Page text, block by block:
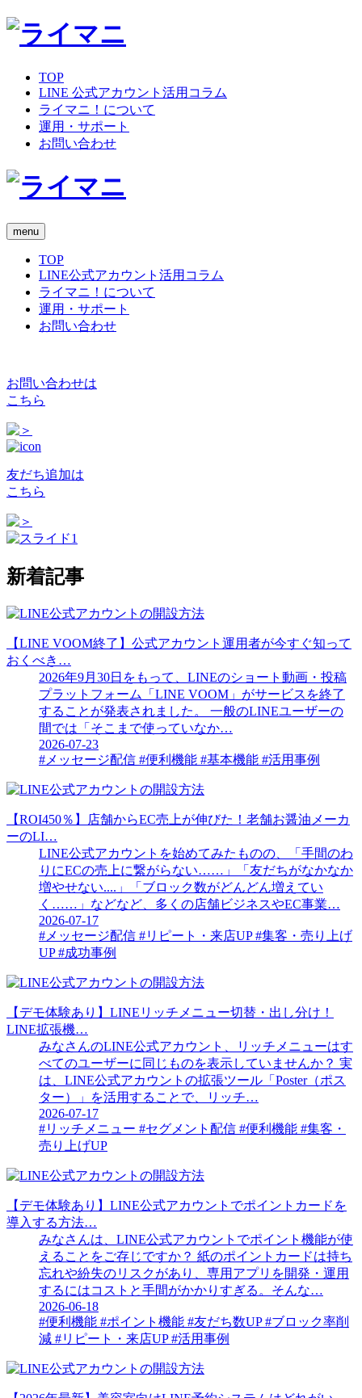
TOP
LINE 公式アカウント活用コラム
ライマニ！について
運用・サポート
お問い合わせ
menu
TOP
LINE公式アカウント活用コラム
ライマニ！について
運用・サポート
お問い合わせ
お問い合わせは
こちら
友だち追加は
こちら
新着記事
【LINE VOOM終了】公式アカウント運用者が今すぐ知って
おくべき…
2026年9月30日をもって、LINEのショート動画・投稿
プラットフォーム「LINE VOOM」がサービスを終了
することが発表されました。 一般のLINEユーザーの
間では「そこまで使っていなか…
2026-07-23
#メッセージ配信 #便利機能 #基本機能 #活用事例
【ROI450％】店舗からEC売上が伸びた！老舗お醤油メーカ
ーのLI…
LINE公式アカウントを始めてみたものの、「手間のわ
りにECの売上に繋がらない……」「友だちがなかなか
増やせない....」「ブロック数がどんどん増えてい
く……」などなど、多くの店舗ビジネスやEC事業…
2026-07-17
#メッセージ配信 #リピート・来店UP#集客・売り上げ
UP#成功事例
【デモ体験あり】LINEリッチメニュー切替・出し分け！
LINE拡張機…
みなさんのLINE公式アカウント、リッチメニューはす
べてのユーザーに同じものを表示していませんか？ 実
は、LINE公式アカウントの拡張ツール「Poster（ポス
ター）」を活用することで、リッチ…
2026-07-17
#リッチメニュー #セグメント配信 #便利機能 #集客・
売り上げUP
【デモ体験あり】LINE公式アカウントでポイントカードを
導入する方法…
みなさんは、LINE公式アカウントでポイント機能が使
えることをご存じですか？ 紙のポイントカードは持ち
忘れや紛失のリスクがあり、専用アプリを開発・運用
するにはコストと手間がかかりすぎる。そんな…
2026-06-18
#便利機能 #ポイント機能 #友だち数UP#ブロック率削
減 #リピート・来店UP#活用事例